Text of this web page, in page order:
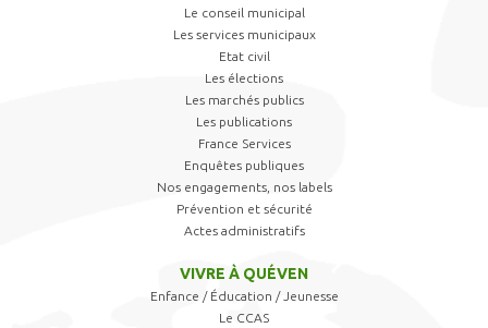
Le conseil municipal
Les services municipaux
Etat civil
Les élections
Les marchés publics
Les publications
France Services
Enquêtes publiques
Nos engagements, nos labels
Prévention et sécurité
Actes administratifs
VIVRE À QUÉVEN
Enfance / Éducation / Jeunesse
Le CCAS